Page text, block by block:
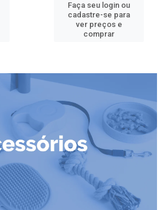
Faça seu login ou
cadastre-se para
ver preços e
comprar